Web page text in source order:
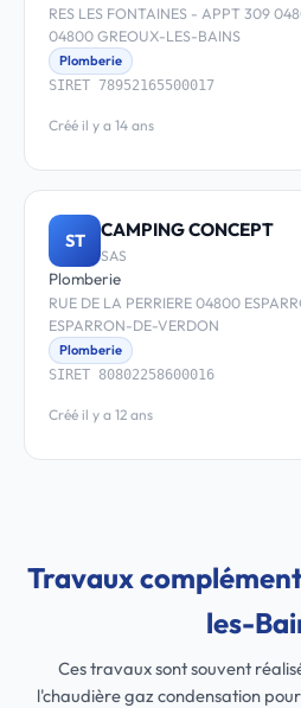
RES LES FONTAINES - APPT 309
04800 GREOUX-LES-BAINS
Plomberie
SIRET 78952165500017
Créé il y a 14 ans
ST CAMPING CONCEPT
SAS
Plomberie
RUE DE LA PERRIERE 04800
ESPARRON-DE-VERDON
Plomberie
SIRET 80802258600016
Créé il y a 12 ans
Travaux
les-
Ces travaux sont souvent
l'chaudière gaz condensation